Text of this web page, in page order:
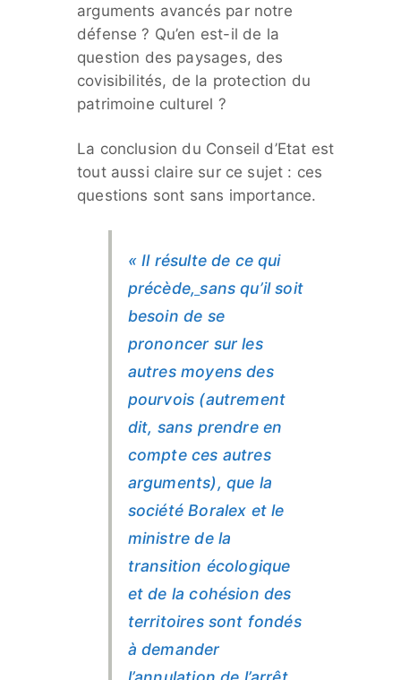
arguments avancés par notre
défense ? Qu’en est-il de la
question des paysages, des
covisibilités, de la protection du
patrimoine culturel ?
La conclusion du Conseil d’Etat est
tout aussi claire sur ce sujet : ces
questions sont sans importance.
« Il résulte de ce qui
précède,sans qu’il soit
besoin de se
prononcer sur les
autres moyens des
pourvois (autrement
dit, sans prendre en
compte ces autres
arguments), que la
société Boralex et le
ministre de la
transition écologique
et de la cohésion des
territoires sont fondés
à demander